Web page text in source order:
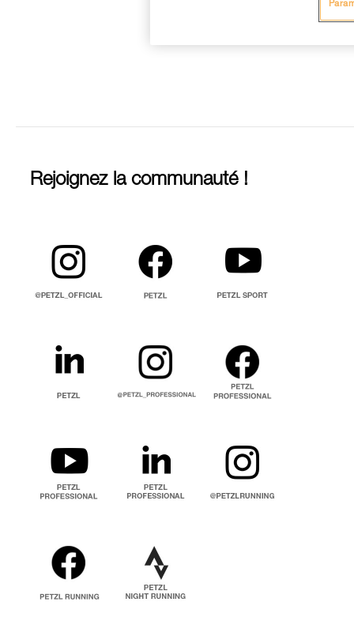
Rejoignez la communauté !